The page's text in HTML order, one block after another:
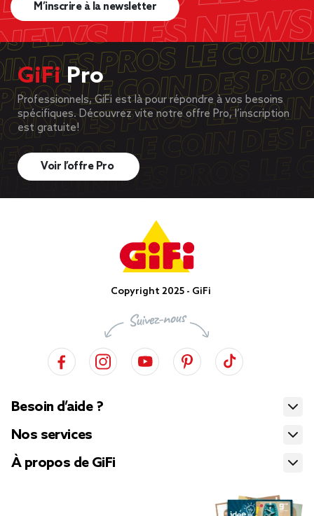
M’inscrire à la newsletter
GiFiPro
Professionnels, GiFi est là pour répondre à vos besoins
spécifiques. Découvrez vite notre offre Pro, l’inscription
est gratuite!
Voir l’offre Pro
Copyright 2025 - GiFi
Besoin d’aide ?
Nos services
À propos de GiFi